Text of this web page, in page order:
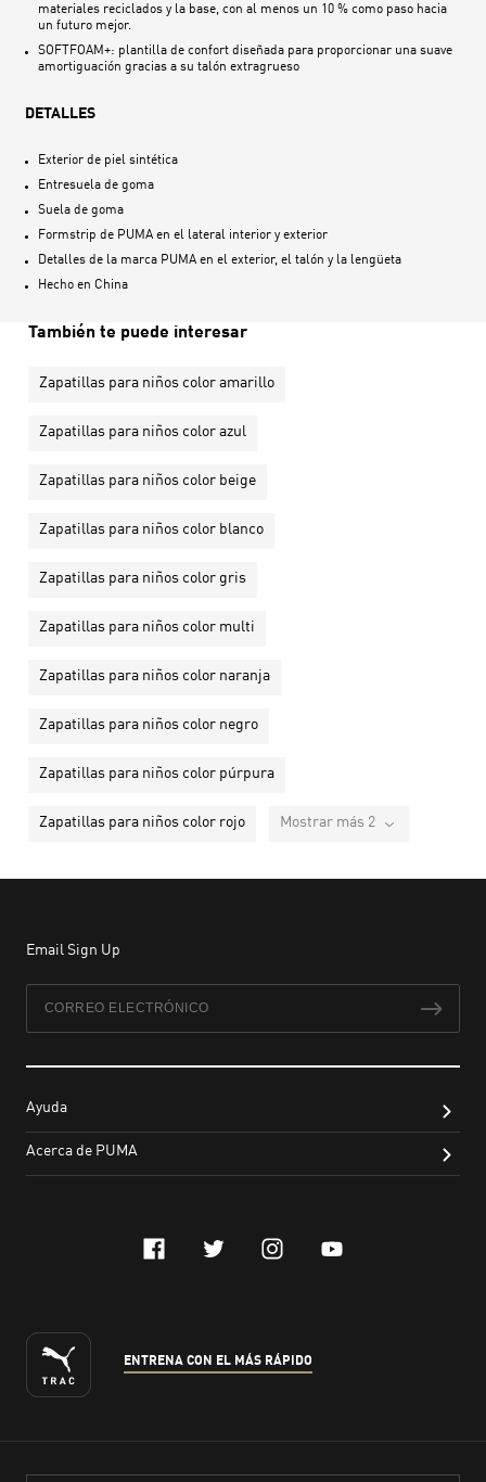
materiales reciclados y la base, con al menos un 10 % como paso hacia
un futuro mejor.
SOFTFOAM+: plantilla de confort diseñada para proporcionar una suave
amortiguación gracias a su talón extragrueso
DETALLES
Exterior de piel sintética
Entresuela de goma
Suela de goma
Formstrip de PUMA en el lateral interior y exterior
Detalles de la marca PUMA en el exterior, el talón y la lengüeta
Hecho en China
También te puede interesar
Zapatillas para niños color amarillo
Zapatillas para niños color azul
Zapatillas para niños color beige
Zapatillas para niños color blanco
Zapatillas para niños color gris
Zapatillas para niños color multi
Zapatillas para niños color naranja
Zapatillas para niños color negro
Zapatillas para niños color púrpura
Zapatillas para niños color rojo Mostrar más 2